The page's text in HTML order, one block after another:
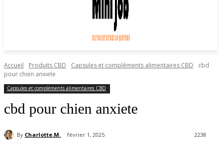
Accueil Produits CBD Capsules et compléments alimentaires CBD
cbd
pour chien anxiete
Capsules et compléments alimentaires CBD
cbd pour chien anxiete
By Charlotte.M. février 1, 2025 2238